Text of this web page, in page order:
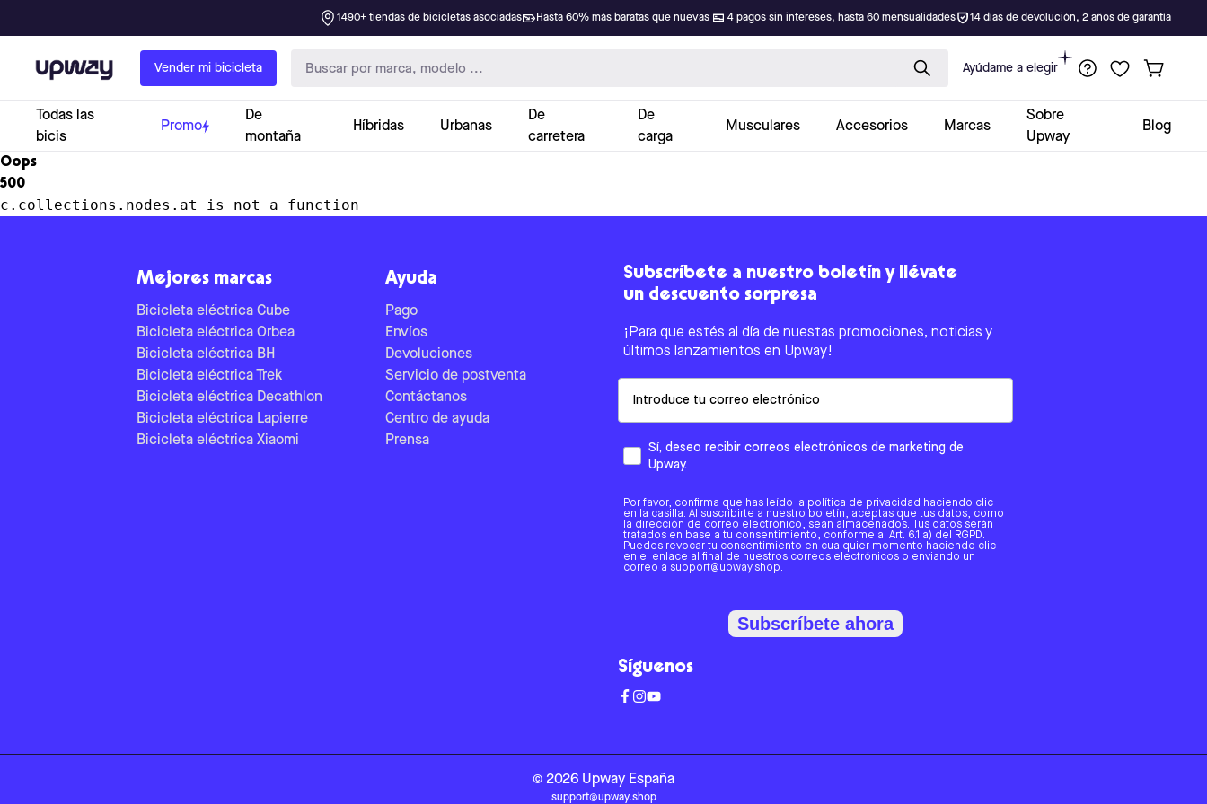
1490+ tiendas de bicicletas asociadas Hasta 60% más baratas que nuevas 4 pagos sin intereses, hasta 60 mensualidades 14 días de devolución, 2 años de garantía
Upway Vender mi bicicleta Ayúdame a elegir
Todas las
bicis
Promo
De
montaña
Híbridas Urbanas
De
carretera
De
carga
Musculares Accesorios Marcas
Sobre
Upway
Blog
Oops
500
c.collections.nodes.at is not a function
Mejores marcas
Bicicleta eléctrica Cube
Bicicleta eléctrica Orbea
Bicicleta eléctrica BH
Bicicleta eléctrica Trek
Bicicleta eléctrica Decathlon
Bicicleta eléctrica Lapierre
Bicicleta eléctrica Xiaomi
Ayuda
Pago
Envíos
Devoluciones
Servicio de postventa
Contáctanos
Centro de ayuda
Prensa
Subscríbete a nuestro boletín y llévate
un descuento sorpresa
¡Para que estés al día de nuestas promociones, noticias y
últimos lanzamientos en Upway!
Sí, deseo recibir correos electrónicos de marketing de
Upway.
Por favor, confirma que has leído la política de privacidad haciendo clic
en la casilla. Al suscribirte a nuestro boletín, aceptas que tus datos, como
la dirección de correo electrónico, sean almacenados. Tus datos serán
tratados en base a tu consentimiento, conforme al Art. 6.1 a) del RGPD.
Puedes revocar tu consentimiento en cualquier momento haciendo clic
en el enlace al final de nuestros correos electrónicos o enviando un
correo a support@upway.shop.
Subscríbete ahora
Síguenos
© 2026 Upway España
support@upway.shop